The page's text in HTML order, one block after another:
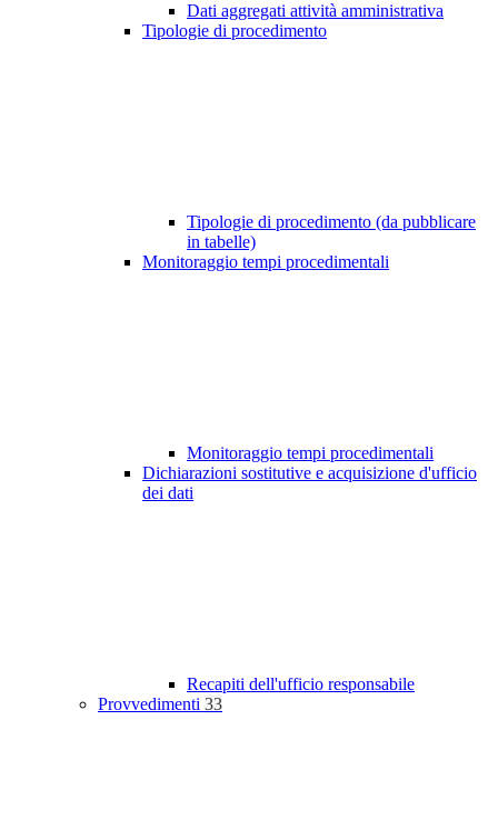
Dati aggregati attività amministrativa
Tipologie di procedimento
Tipologie di procedimento (da pubblicare
in tabelle)
Monitoraggio tempi procedimentali
Monitoraggio tempi procedimentali
Dichiarazioni sostitutive e acquisizione d'ufficio
dei dati
Recapiti dell'ufficio responsabile
Provvedimenti 33